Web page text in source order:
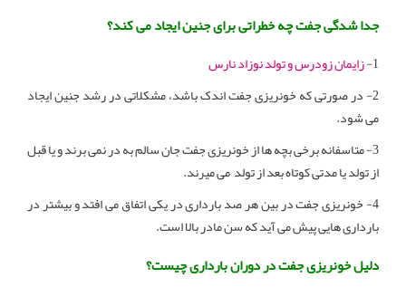
جدا شدگی جفت چه خطراتی برای جنین ایجاد می کند؟
1- زایمان زودرس و تولد نوزاد نارس
2- در صورتی که خونریزی جفت اندک باشد، مشکلاتی در رشد جنین ایجاد
می شود.
3- متاسفانه برخی بچه ها از خونریزی جفت جان سالم به در نمی برند و یا قبل
از تولد یا مدتی کوتاه بعد از تولدمی میرند.
4- خونریزی جفت در بین هر صد بارداری در یکی اتفاق می افتد و بیشتر در
بارداری هایی پیش می آید که سن مادر بالا است.
دلیل خونریزی جفت در دوران بارداری چیست؟